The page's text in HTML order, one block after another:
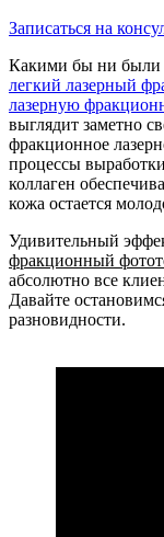
Записаться на
Какими бы ни были
легкий лазерный
лазерную
выглядит заметно
фракционное
процессы
коллаген
кожа остается
Удивительный
фракционный
абсолютно все
Давайте
разновидности.